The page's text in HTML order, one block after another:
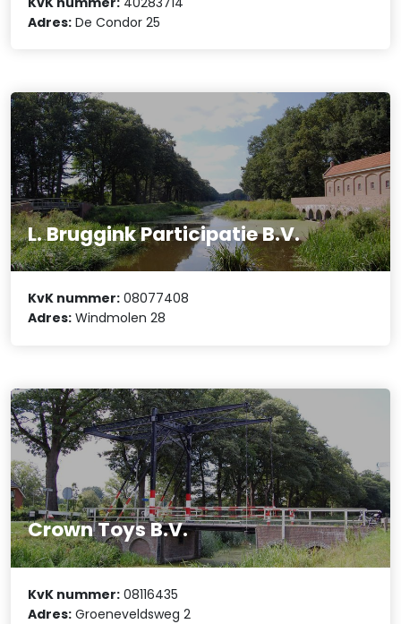
Adres: De Condor 25
L. Bruggink Participatie B.V.
KvK nummer: 08077408
Adres: Windmolen 28
Crown Toys B.V.
KvK nummer: 08116435
Adres: Groeneveldsweg 2